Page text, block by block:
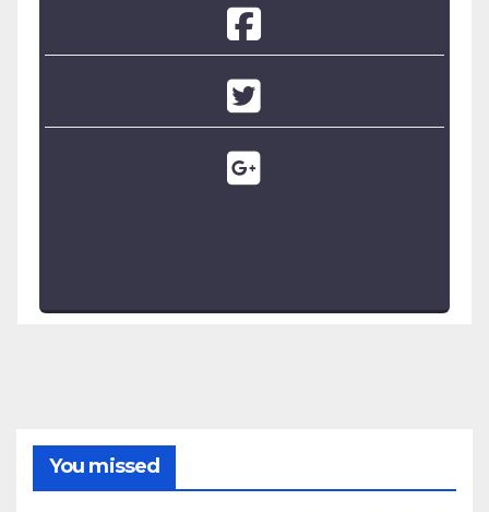
You missed